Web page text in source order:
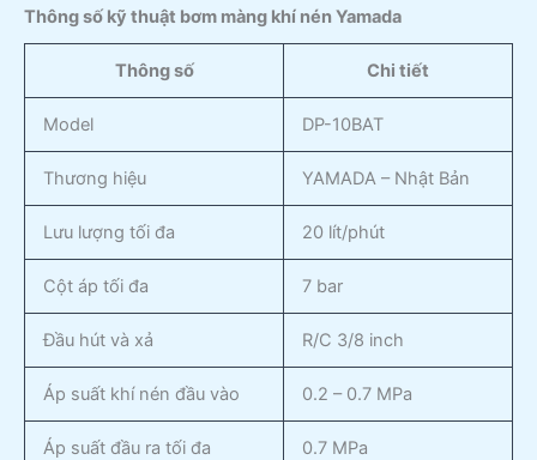
Thông số kỹ thuật bơm màng khí nén Yamada
Thông số Chi tiết
Model DP-10BAT
Thương hiệu YAMADA – Nhật Bản
Lưu lượng tối đa 20 lít/phút
Cột áp tối đa 7 bar
Đầu hút và xả R/C 3/8 inch
Áp suất khí nén đầu vào 0.2 – 0.7 MPa
Áp suất đầu ra tối đa 0.7 MPa